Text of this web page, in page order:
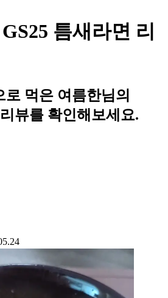
틈새라면 리
먹은 여름한님의
뷰를 확인해보세요.